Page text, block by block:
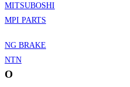
MITSUBOSHI
MPI PARTS
NG BRAKE
NTN
O